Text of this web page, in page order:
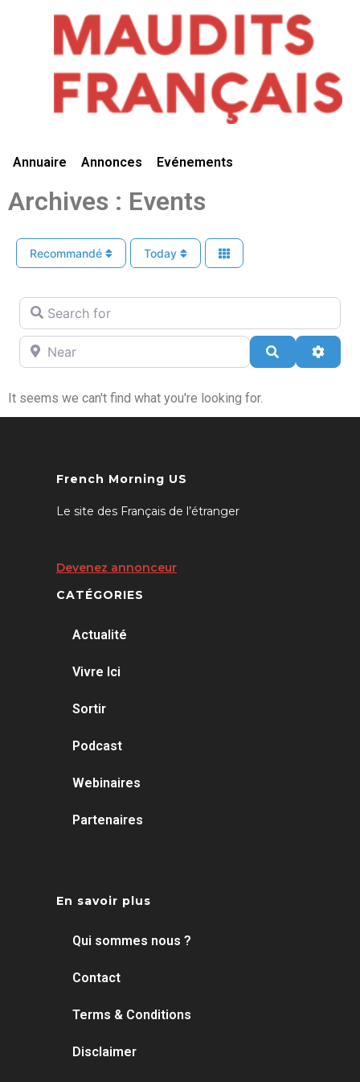
Annuaire Annonces Evénements
Archives : Events
Recommandé Today
Search for
Near
Search
It seems we can't find what you're looking for.
French Morning US
Le site des Français de l’étranger
Devenez annonceur
CATÉGORIES
Actualité
Vivre Ici
Sortir
Podcast
Webinaires
Partenaires
En savoir plus
Qui sommes nous ?
Contact
Terms & Conditions
Disclaimer